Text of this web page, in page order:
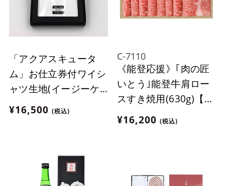
「アクアスキュータ
ム」お仕立券付ワイシ
ャツ生地(イージーケ
ア)※お仕立て承り
は"金沢エムザ"のみ
¥16,500 (税込)
C-7110
《能登応援》｢肉の匠
いとう｣能登牛肩ロー
スすき焼用(630g)【冷
蔵】
¥16,200 (税込)